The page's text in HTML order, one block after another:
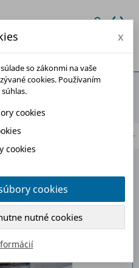
 

x
so zákonmi na vaše
cookies. Používaním
cookies
cookies
cookies
nutné cookies